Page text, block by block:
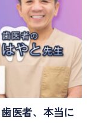
医者、本当に